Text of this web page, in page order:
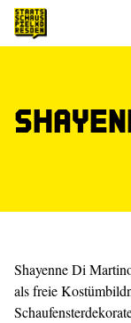
Shayenne Di
als freie